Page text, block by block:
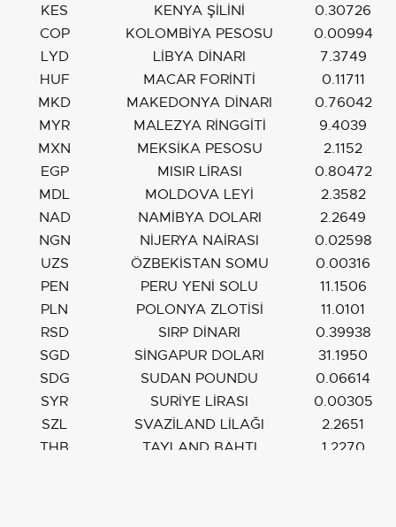
KES
KENYA ŞİLİNİ
0.30726
COP
KOLOMBİYA PESOSU
0.00994
LYD
LİBYA DİNARI
7.3749
HUF
MACAR FORİNTİ
0.11711
MKD
MAKEDONYA DİNARI
0.76042
MYR
MALEZYA RİNGGİTİ
9.4039
MXN
MEKSİKA PESOSU
2.1152
EGP
MISIR LİRASI
0.80472
MDL
MOLDOVA LEYİ
2.3582
NAD
NAMİBYA DOLARI
2.2649
NGN
NİJERYA NAİRASI
0.02598
UZS
ÖZBEKİSTAN SOMU
0.00316
PEN
PERU YENİ SOLU
11.1506
PLN
POLONYA ZLOTİSİ
11.0101
RSD
SIRP DİNARI
0.39938
SGD
SİNGAPUR DOLARI
31.1950
SDG
SUDAN POUNDU
0.06614
SYR
SURİYE LİRASI
0.00305
SZL
SVAZİLAND LİLAĞI
2.2651
THB
TAYLAND BAHTI
1.2270